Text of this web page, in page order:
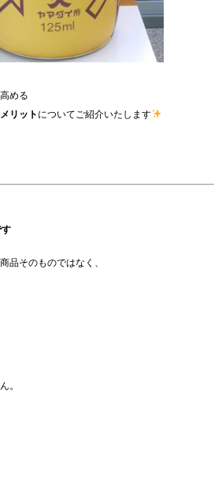
める
リット についてご紹介いたします
品そのものではなく、
。